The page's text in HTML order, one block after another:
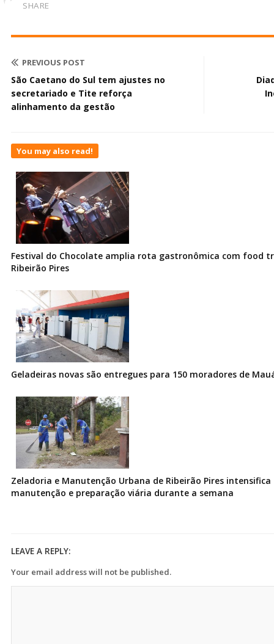
SHARE
PREVIOUS POST
São Caetano do Sul tem ajustes no
secretariado e Tite reforça
alinhamento da gestão
You may also read!
Festival do Chocolate amplia rota gastronômica com food
Ribeirão Pires
Geladeiras novas são entregues para 150 moradores de
Zeladoria e Manutenção Urbana de Ribeirão Pires intensifica
manutenção e preparação viária durante a semana
LEAVE A REPLY:
Your email address will not be published.